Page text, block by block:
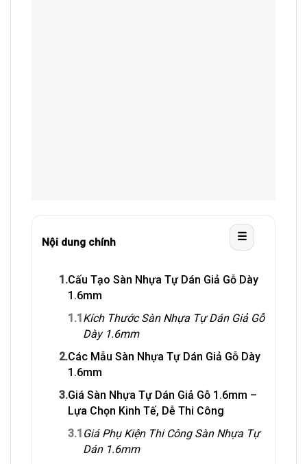
Nội dung chính ☰
1.Cấu Tạo Sàn Nhựa Tự Dán Giả Gỗ Dày
1.6mm
1.1Kích Thước Sàn Nhựa Tự Dán Giả Gỗ
Dày 1.6mm
2.Các Mẫu Sàn Nhựa Tự Dán Giả Gỗ Dày
1.6mm
3.Giá Sàn Nhựa Tự Dán Giả Gỗ 1.6mm –
Lựa Chọn Kinh Tế, Dễ Thi Công
3.1 Giá Phụ Kiện Thi Công Sàn Nhựa Tự
Dán 1.6mm